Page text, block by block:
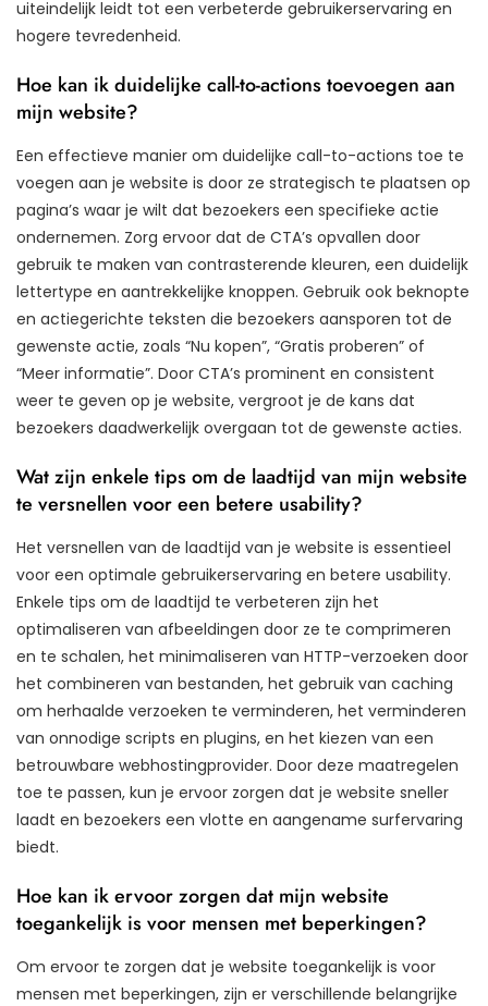
uiteindelijk leidt tot een verbeterde gebruikerservaring en
hogere tevredenheid.
Hoe kan ik duidelijke call-to-actions toevoegen aan
mijn website?
Een effectieve manier om duidelijke call-to-actions toe te
voegen aan je website is door ze strategisch te plaatsen op
pagina’s waar je wilt dat bezoekers een specifieke actie
ondernemen. Zorg ervoor dat de CTA’s opvallen door
gebruik te maken van contrasterende kleuren, een duidelijk
lettertype en aantrekkelijke knoppen. Gebruik ook beknopte
en actiegerichte teksten die bezoekers aansporen tot de
gewenste actie, zoals “Nu kopen”, “Gratis proberen” of
“Meer informatie”. Door CTA’s prominent en consistent
weer te geven op je website, vergroot je de kans dat
bezoekers daadwerkelijk overgaan tot de gewenste acties.
Wat zijn enkele tips om de laadtijd van mijn website
te versnellen voor een betere usability?
Het versnellen van de laadtijd van je website is essentieel
voor een optimale gebruikerservaring en betere usability.
Enkele tips om de laadtijd te verbeteren zijn het
optimaliseren van afbeeldingen door ze te comprimeren
en te schalen, het minimaliseren van HTTP-verzoeken door
het combineren van bestanden, het gebruik van caching
om herhaalde verzoeken te verminderen, het verminderen
van onnodige scripts en plugins, en het kiezen van een
betrouwbare webhostingprovider. Door deze maatregelen
toe te passen, kun je ervoor zorgen dat je website sneller
laadt en bezoekers een vlotte en aangename surfervaring
biedt.
Hoe kan ik ervoor zorgen dat mijn website
toegankelijk is voor mensen met beperkingen?
Om ervoor te zorgen dat je website toegankelijk is voor
mensen met beperkingen, zijn er verschillende belangrijke